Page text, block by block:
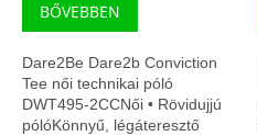
BŐVEBBEN
Dare2Be Dare2b Conviction
Tee női technikai póló
DWT495-2CCNői • Rövidujjú
pólóKönnyű, légáteresztő